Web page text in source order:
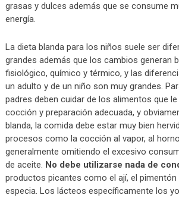
grasas y dulces además que se consume
energía.
La dieta blanda para los niños suele ser
grandes además que los cambios generan
fisiológico, químico y térmico, y las
un adulto y de un niño son muy grandes.
padres deben cuidar de los alimentos que
cocción y preparación adecuada, y
blanda, la comida debe estar muy bien
procesos como la cocción al vapor, al
generalmente omitiendo el excesivo
de aceite. No debe utilizarse nada de
productos picantes como el ají, el
especia. Los lácteos específicamente los